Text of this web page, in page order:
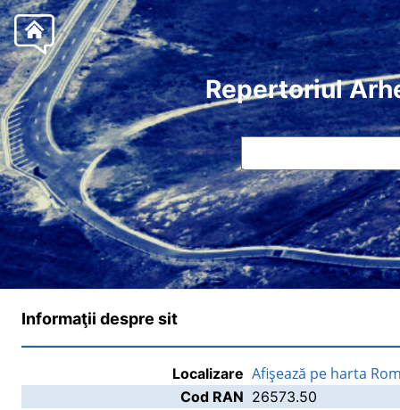
Repertoriul
Informaţii despre sit
Localizare Afişează pe harta
Cod RAN 26573.50